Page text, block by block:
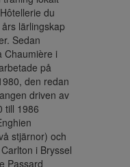
du
lärlingskap
Sedan
Chaumière i
på
den redan
driven av
till 1986
stjärnor) och
i Bryssel
Passard